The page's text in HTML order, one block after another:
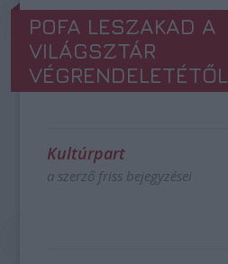
POFA LESZAKAD A
VILÁGSZTÁR
VÉGRENDELETÉTŐL
Kultúrpart
a szerző friss bejegyzései